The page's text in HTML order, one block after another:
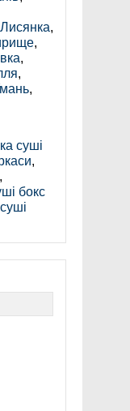
Лисянка,
,
,
,
,
суші
,
,
бокс
суші